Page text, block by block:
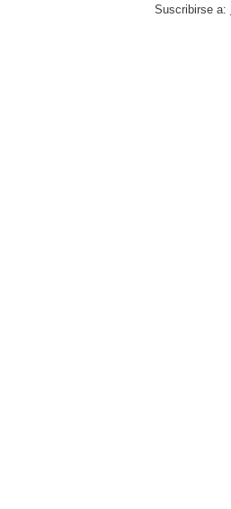
Suscribirse a: